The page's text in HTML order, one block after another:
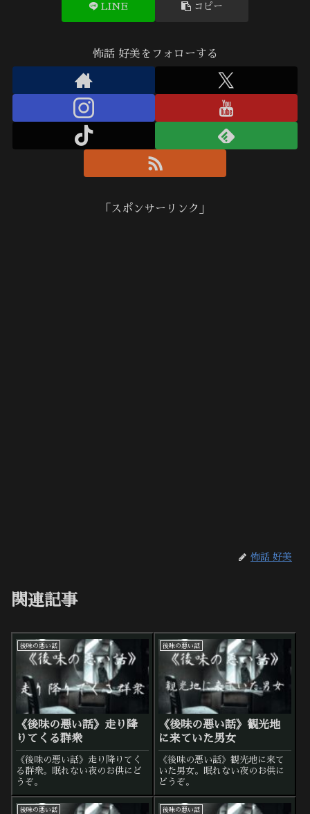
LINE コピー
怖話 好美をフォローする
「スポンサーリンク」
怖話 好美
関連記事
後味の悪い話
《後味の悪い話》走り降
りてくる群衆
《後味の悪い話》走り降りてく
る群衆。眠れない夜のお供にど
うぞ。
後味の悪い話
《後味の悪い話》観光地
に来ていた男女
《後味の悪い話》観光地に来て
いた男女。眠れない夜のお供に
どうぞ。
後味の悪い話 後味の悪い話